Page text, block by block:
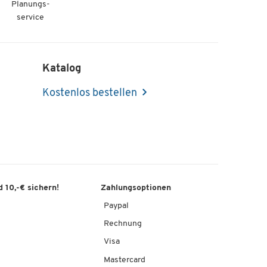
Planungs-
service
Katalog
Kostenlos bestellen
10,-€ sichern! Zahlungsoptionen
Paypal
Rechnung
Visa
Mastercard